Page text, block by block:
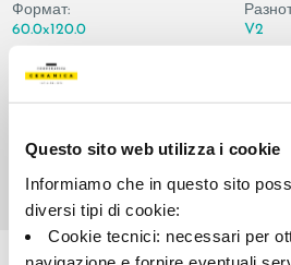
Questo sito web utilizza i cookie
Informiamo che in questo sito
diversi tipi di cookie:
Cookie tecnici: necessari per
Формат:
60.0x120.0
V2